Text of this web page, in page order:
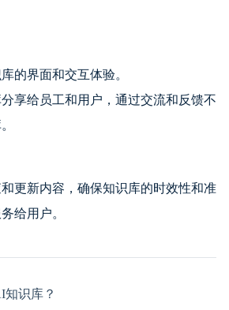
的界面和交互体验。
享给员工和用户，通过交流和反馈不
更新内容，确保知识库的时效性和准
给用户。
识库？